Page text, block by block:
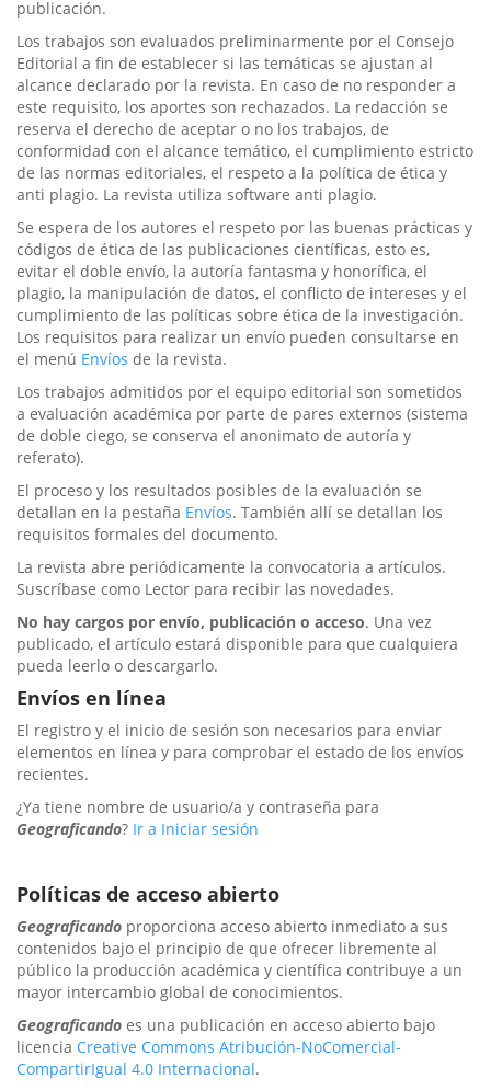
publicación.
Los trabajos son evaluados preliminarmente por el Consejo
Editorial a fin de establecer si las temáticas se ajustan al
alcance declarado por la revista. En caso de no responder a
este requisito, los aportes son rechazados. La redacción se
reserva el derecho de aceptar o no los trabajos, de
conformidad con el alcance temático, el cumplimiento estricto
de las normas editoriales, el respeto a la política de ética y
anti plagio. La revista utiliza software anti plagio.
Se espera de los autores el respeto por las buenas prácticas y
códigos de ética de las publicaciones científicas, esto es,
evitar el doble envío, la autoría fantasma y honorífica, el
plagio, la manipulación de datos, el conflicto de intereses y el
cumplimiento de las políticas sobre ética de la investigación.
Los requisitos para realizar un envío pueden consultarse en
el menú Envíos de la revista.
Los trabajos admitidos por el equipo editorial son sometidos
a evaluación académica por parte de pares externos (sistema
de doble ciego, se conserva el anonimato de autoría y
referato).
El proceso y los resultados posibles de la evaluación se
detallan en la pestaña Envíos. También allí se detallan los
requisitos formales del documento.
La revista abre periódicamente la convocatoria a artículos.
Suscríbase como Lector para recibir las novedades.
No hay cargos por envío, publicación o acceso. Una vez
publicado, el artículo estará disponible para que cualquiera
pueda leerlo o descargarlo.
Envíos en línea
El registro y el inicio de sesión son necesarios para enviar
elementos en línea y para comprobar el estado de los envíos
recientes.
¿Ya tiene nombre de usuario/a y contraseña para
Geograficando? Ir a Iniciar sesión
Políticas de acceso abierto
Geograficando proporciona acceso abierto inmediato a sus
contenidos bajo el principio de que ofrecer libremente al
público la producción académica y científica contribuye a un
mayor intercambio global de conocimientos.
Geograficando es una publicación en acceso abierto bajo
licencia Creative Commons Atribución-NoComercial-
CompartirIgual 4.0 Internacional.